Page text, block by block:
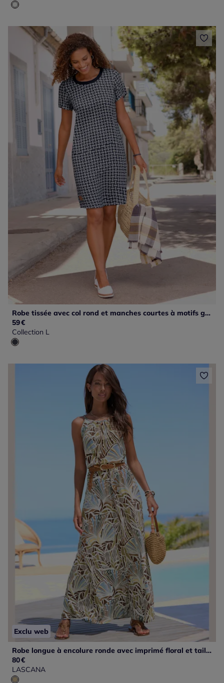
Robe tissée avec col rond et manches courtes à motifs géométriques
59€
Collection L
Exclu web
Robe longue à encolure ronde avec imprimé floral et taille élastiquée
80€
LASCANA